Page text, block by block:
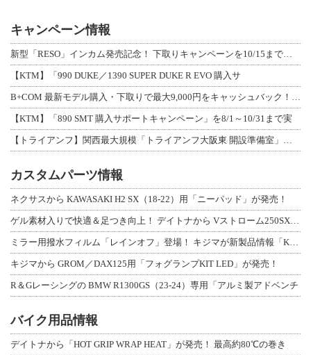
キャンペーン情報
【KTM】「990 DUKE／1390 SUPER DUKE R EVO 購入サ
【KTM】「890 SMT 購入サポートキャンペーン」を8/1～10/31まで実
カスタムパーツ情報
ネクサスから KAWASAKI H2 SX（18-22）用「ニーパッド」が発売！
キジマから GROM／DAX125用「フォグランプKIT LED」が発売！
R＆Gレーシングの BMW R1300GS（23-24）専用「アルミ製アドベンチ
バイク用品情報
デイトナから「HOT GRIP WRAP HEAT」が発売！ 最高約80℃の巻き